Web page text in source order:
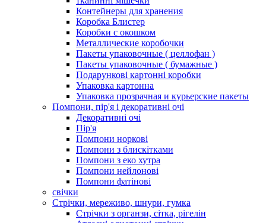
Контейнеры для хранения
Коробка Блистер
Коробки с окошком
Металлические коробочки
Пакеты упаковочные ( целлофан )
Пакеты упаковочные ( бумажные )
Подарункові картонні коробки
Упаковка картонна
Упаковка прозрачная и курьерские пакеты
Помпони, пір'я і декоративні очі
Декоративні очі
Пір'я
Помпони норкові
Помпони з блискітками
Помпони з еко хутра
Помпони нейлонові
Помпони фатінові
свічки
Стрічки, мереживо, шнури, гумка
Стрічки з органзи, сітка, рігелін